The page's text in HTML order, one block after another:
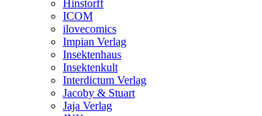
Hinstorff
ICOM
ilovecomics
Impian Verlag
Insektenhaus
Insektenkult
Interdictum Verlag
Jacoby & Stuart
Jaja Verlag